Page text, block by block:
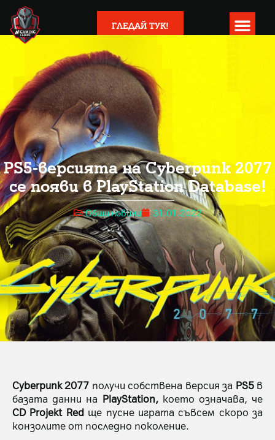
ГЛЕДАЙ ТУК!
PS5-версията на Cyberpunk 2077
се появи в PlayStation Database!
Общи новини 31.01.2022
Cyberpunk 2077 получи собствена версия за PS5в
базата данни на PlayStation,което означава, че
CD Projekt Redще пусне играта съвсем скоро за
конзолите от последно поколение.